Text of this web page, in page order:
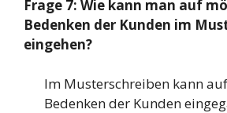
Frage 7: Wie kann man auf
Bedenken der Kunden im
eingehen?
Im Musterschreiben kann
Bedenken der Kunden